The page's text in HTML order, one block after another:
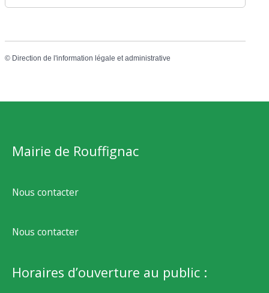
© Direction de l'information légale et administrative
Mairie de Rouffignac
Nous contacter
Nous contacter
Horaires d’ouverture au public :